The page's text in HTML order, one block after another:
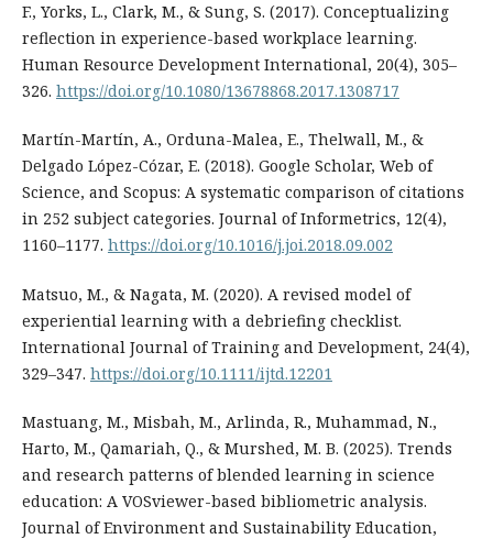
F., Yorks, L., Clark, M., & Sung, S. (2017). Conceptualizing
reflection in experience-based workplace learning.
Human Resource Development International, 20(4), 305–
326. https://doi.org/10.1080/13678868.2017.1308717
Martín-Martín, A., Orduna-Malea, E., Thelwall, M., &
Delgado López-Cózar, E. (2018). Google Scholar, Web of
Science, and Scopus: A systematic comparison of citations
in 252 subject categories. Journal of Informetrics, 12(4),
1160–1177. https://doi.org/10.1016/j.joi.2018.09.002
Matsuo, M., & Nagata, M. (2020). A revised model of
experiential learning with a debriefing checklist.
International Journal of Training and Development, 24(4),
329–347. https://doi.org/10.1111/ijtd.12201
Mastuang, M., Misbah, M., Arlinda, R., Muhammad, N.,
Harto, M., Qamariah, Q., & Murshed, M. B. (2025). Trends
and research patterns of blended learning in science
education: A VOSviewer-based bibliometric analysis.
Journal of Environment and Sustainability Education,